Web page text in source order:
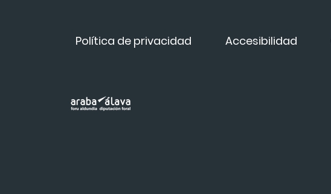
Política de privacidad Accesibilidad